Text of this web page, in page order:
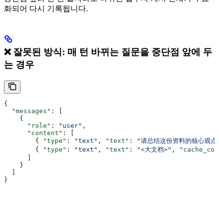
화되어 다시 기록됩니다.
❌ 잘못된 방식: 매 턴 바뀌는 질문을 중단점 앞에 두
는 경우
{
  "messages"
: [
    {
      "role"
: "user" ,
      "content"
: [
        {
"type" : "text" , "text" :
"请总结这份资料的核心观
        {
"type" : "text" , "text" : "<大文档>" ,
    }
}